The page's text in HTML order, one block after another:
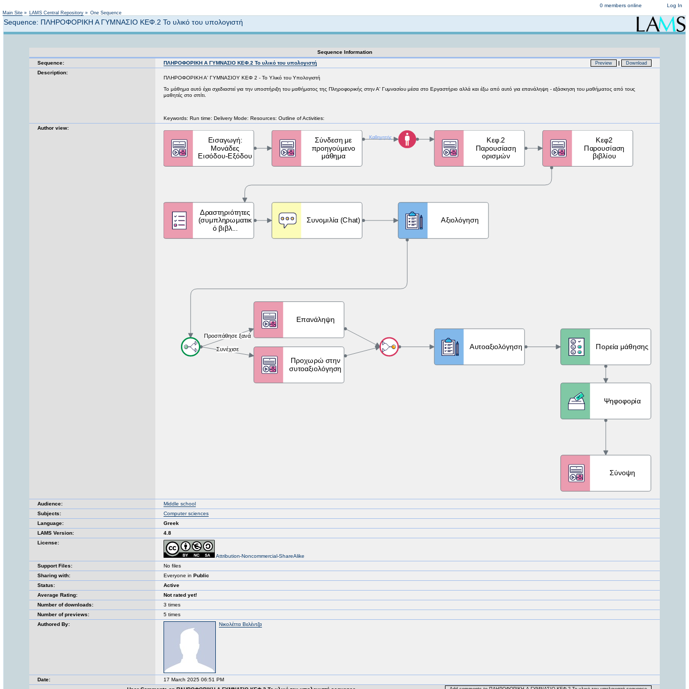
Log In
0 members online
Main Site » LAMS Central Repository » One Sequence
Sequence: ΠΛΗΡΟΦΟΡΙΚΗ Α ΓΥΜΝΑΣΙΟ ΚΕΦ.2 Το υλικό του υπολογιστή
Sequence Information
Sequence:
ΠΛΗΡΟΦΟΡΙΚΗ Α ΓΥΜΝΑΣΙΟ ΚΕΦ.2 Το υλικό του υπολογιστή Preview | Download
Description:
ΠΛΗΡΟΦΟΡΙΚΗ Α' ΓΥΜΝΑΣΙΟΥ ΚΕΦ 2 - Το Υλικό του Υπολογιστή
Το μάθημα αυτό έχει σχεδιαστεί για την υποστήριξη του μαθήματος της Πληροφορικής στην Α' Γυμνασίου μέσα στο Εργαστήριο αλλά και έξω από αυτό για επανάληψη - εξάσκηση του μαθήματος από τους
μαθητές στο σπίτι.
Keywords: Run time: Delivery Mode: Resources: Outline of Activities:
Author view:
Audience:
Middle school
Subjects:
Computer sciences
Language:
Greek
LAMS Version:
4.8
License:
Attribution-Noncommercial-ShareAlike
Support Files:
No files
Sharing with:
Everyone in Public
Status:
Active
Average Rating:
Not rated yet!
Number of downloads:
3 times
Number of previews:
5 times
Authored By:
Νικολέττα Βελέντζα
Date:
17 March 2025 06:51 PM